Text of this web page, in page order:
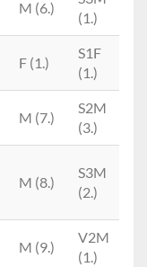
M (6.)
(1.)
F (1.)
S1F
(1.)
M (7.)
S2M
(3.)
M (8.)
S3M
(2.)
M (9.)
V2M
(1.)